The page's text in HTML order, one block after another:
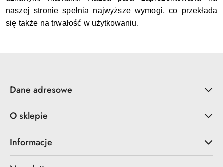
naszej stronie spełnia najwyższe wymogi, co przekłada
się także na trwałość w użytkowaniu.
Dane adresowe
O sklepie
Informacje